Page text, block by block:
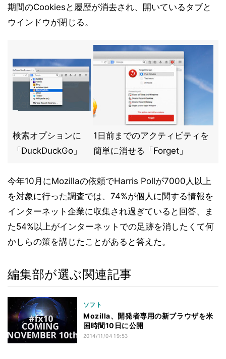
期間のCookiesと履歴が消去され、開いているタブと
ウインドウが閉じる。
検索オプションに
「DuckDuckGo」
1日前までのアクティビティを
簡単に消せる「Forget」
今年10月にMozillaの依頼でHarris Pollが7000人以上
を対象に行った調査では、74%が個人に関する情報を
インターネット企業に収集され過ぎていると回答、ま
た54%以上がインターネットでの足跡を消したくて何
かしらの策を講じたことがあると答えた。
編集部が選ぶ関連記事
ソフト
Mozilla、開発者専用の新ブラウザを米
国時間10日に公開
2014/11/04 19:53